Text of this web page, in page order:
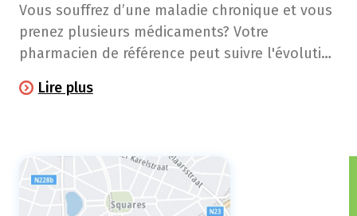
Vous souffrez d’une maladie chronique et ​vous
prenez plusieurs médicaments? ​Votre
pharmacien de référence peut suivre l'évolution
schéma de médication.
Lire plus